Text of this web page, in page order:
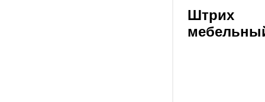
Штрих